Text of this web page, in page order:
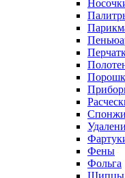
Спонжи
Фены
Фольга
Щипцы